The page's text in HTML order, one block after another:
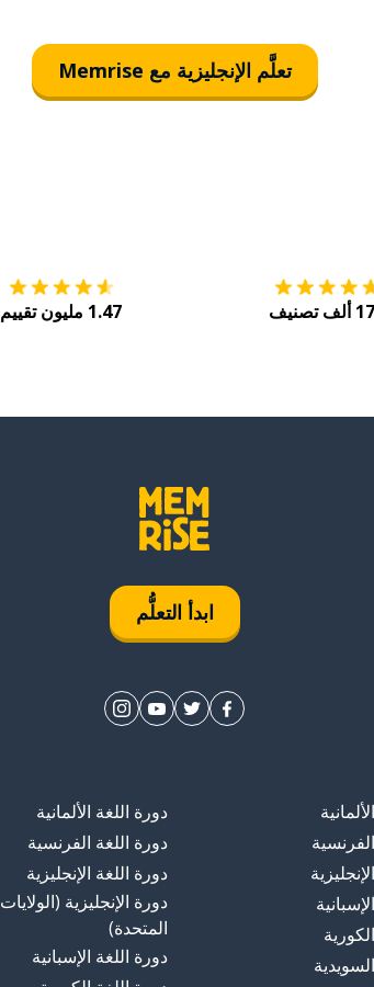
تعلَّم الإنجليزية مع Memrise
تصنيف 1.47 مليون تقييم
ابدأ التعلُّم
دورة اللغة الألمانية
دورة اللغة الفرنسية
دورة اللغة الإنجليزية
دورة الإنجليزية (الولايات
المتحدة)
دورة اللغة الإسبانية